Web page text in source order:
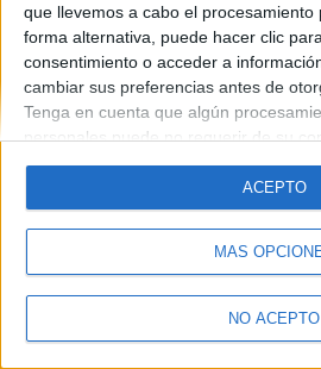
que llevemos a cabo el
forma alternativa, puede hacer clic
consentimiento o acceder a
cambiar sus preferencias antes de
Tenga en cuenta que algún
personales puede no requerir de su
tiene el derecho de rechazar tal
preferencias se aplicarán solo a este
sus preferencias o retirar su
momento volviendo a este sitio y
"Privacidad" en la parte inferior de la
MÁS
NO ACEPTO
ACEPTO
Quiénes somos|
Aviso legal|Politica de privacidad|
de cookies
© 2003-2026Compás Mediterráneo S.L.
Madrid [ESPAÑA] - Tel.